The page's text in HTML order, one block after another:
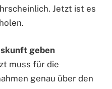
Jetzt ist es
geben
muss für die
genau über den